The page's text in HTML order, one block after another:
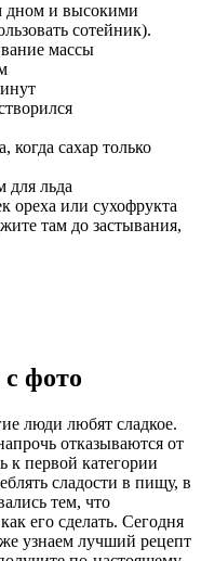
дном и высокими
сотейник).
массы
когда сахар только
для льда
ореха или сухофрукта
там до застывания,
фото
люди любят сладкое.
отказываются от
к первой категории
сладости в пищу, в
тем, что
его сделать. Сегодня
узнаем лучший рецепт